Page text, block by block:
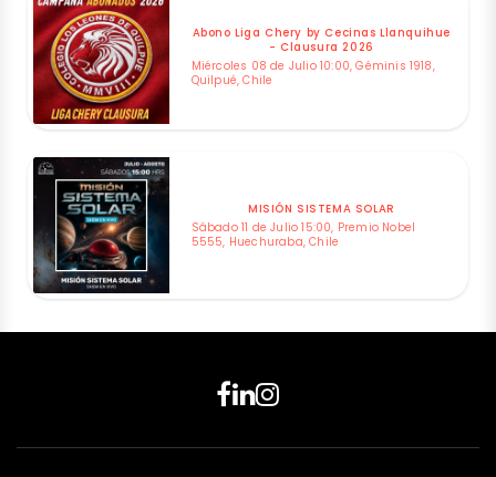
Abono Liga Chery by Cecinas Llanquihue
- Clausura 2026
Miércoles 08 de Julio 10:00, Géminis 1918,
Quilpué, Chile
MISIÓN SISTEMA SOLAR
Sábado 11 de Julio 15:00, Premio Nobel
5555, Huechuraba, Chile